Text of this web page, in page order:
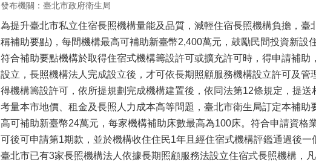
發布機關：臺北市政府衛生局
為提升臺北市私立住宿長照機構量能及品質，減輕住宿長照機構負擔，
稱補助要點)，每間機構最高可補助新臺幣2,400萬元，鼓勵民間投資新設
符合補助要點機構於取得住宿式機構籌設許可或擴充許可時，得申請補
設立，長照機構法人完成設立後，才可依長期照顧服務機構設立許可及
得機構籌設許可，依所提規劃完成機構建置後，依同法第12條規定，提送
考量本市地價、租金及長照人力成本高等問題，臺北市衛生局訂定本補
高可補助新臺幣24萬元，每家機構補助床數最高為100床。符合申請資
可後可申請第1期款，並於機構收住住民1年且經住宿式機構評鑑通過後一
臺北市已有3家長照機構法人依據長期照顧服務法設立住宿式長照機構，